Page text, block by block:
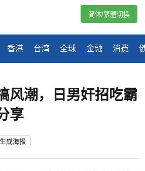
香港 台湾 全球 金融 消费
简体/繁體切換
风潮，日男奸招吃霸
享
生成海报